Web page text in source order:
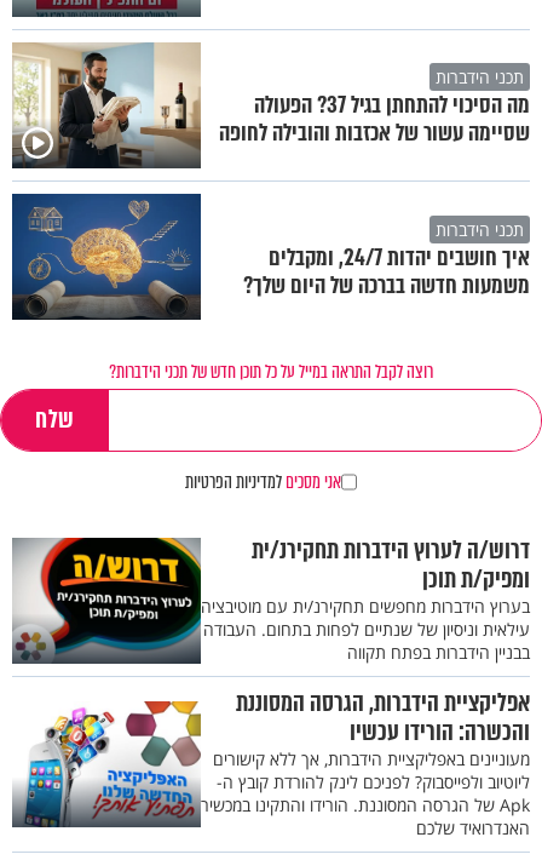
תכני הידברות
מה הסיכוי להתחתן בגיל 37? הפעולה
שסיימה עשור של אכזבות והובילה לחופה
תכני הידברות
איך חושבים יהדות 24/7, ומקבלים
משמעות חדשה בברכה של היום שלך?
רוצה לקבל התראה במייל על כל תוכן חדש של תכני הידברות?
אני מסכיםלמדיניות הפרטיות
דרוש/ה לערוץ הידברות תחקירנ/ית
ומפיק/ת תוכן
בערוץ הידברות מחפשים תחקירנ/ית עם מוטיבציה
עילאית וניסיון של שנתיים לפחות בתחום. העבודה
בבניין הידברות בפתח תקווה
אפליקציית הידברות, הגרסה המסוננת
והכשרה: הורידו עכשיו
מעוניינים באפליקציית הידברות, אך ללא קישורים
ליוטיוב ולפייסבוק? לפניכם לינק להורדת קובץ ה-
Apk של הגרסה המסוננת. הורידו והתקינו במכשיר
האנדרואיד שלכם